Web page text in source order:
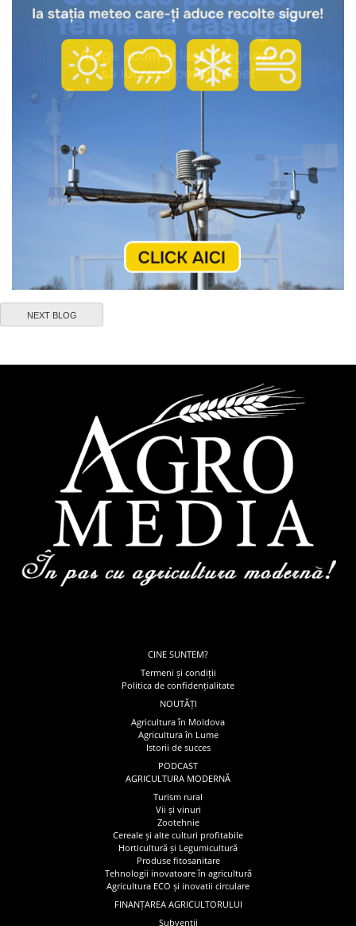
NEXT BLOG
CINE SUNTEM?
Termeni și condiții
Politica de confidențialitate
NOUTĂȚI
Agricultura în Moldova
Agricultura în Lume
Istorii de succes
PODCAST
AGRICULTURA MODERNĂ
Turism rural
Vii și vinuri
Zootehnie
Cereale și alte culturi profitabile
Horticultură și Legumicultură
Produse fitosanitare
Tehnologii inovatoare în agricultură
Agricultura ECO și inovatii circulare
FINANȚAREA AGRICULTORULUI
Subvenții